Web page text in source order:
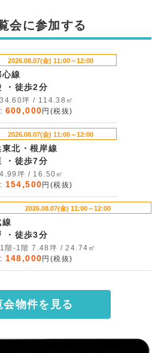
会に参加する
2026.08.07(金) 11:00～12:00
心線
池袋 ・徒歩2分
3階 34.60坪 / 114.38㎡
600,000 円(税抜)
2026.08.07(金) 11:00～12:00
東北・根岸線
大森 ・徒歩7分
1階 4.99坪 / 16.50㎡
154,500 円(税抜)
2026.08.07(金) 11:00～12:00
線
亀戸 ・徒歩3分
地下1階-1階 7.48坪 / 24.74㎡
148,000 円(税抜)
会物件を見る